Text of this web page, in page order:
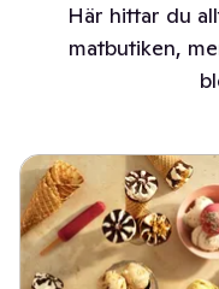
Här hittar du
matbutiken,